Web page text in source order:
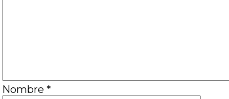
Nombre *